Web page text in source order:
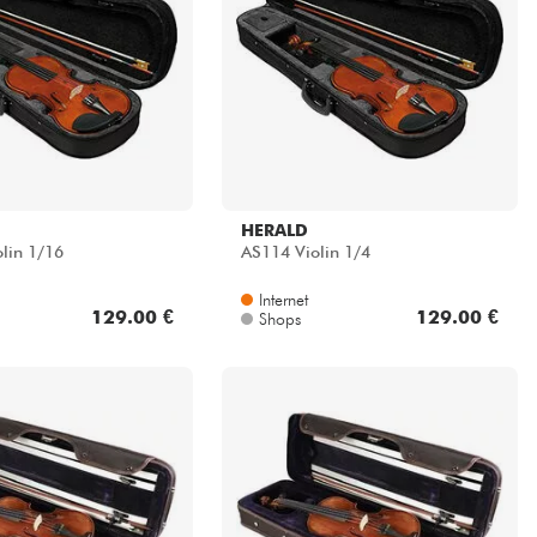
1/16
129.00 €
HERALD
AS114 Violin 1/4
Internet
Shops
129.00 €